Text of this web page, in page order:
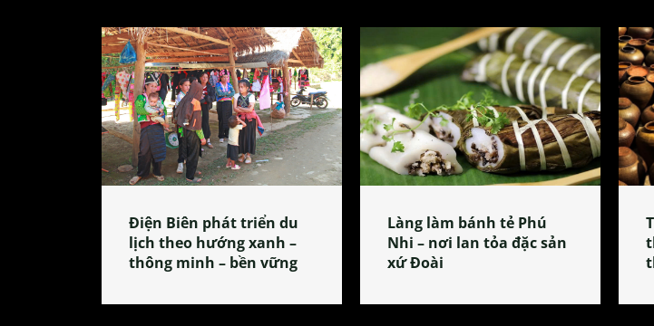
Điện Biên phát triển du
lịch theo hướng xanh –
thông minh – bền vững
Làng làm bánh tẻ Phú
Nhi – nơi lan tỏa đặc sản
xứ Đoài